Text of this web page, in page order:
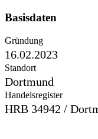
Basisdaten
Gründung
16.02.2023
Standort
Dortmund
Handelsregister
HRB 34942 /